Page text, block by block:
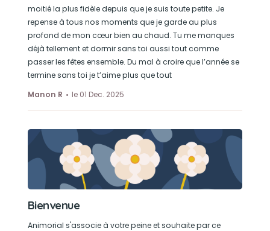
Dormir sous le plaid dans le canapé ou encore
dans sa panière contre la vitre du moment
qu’elle se trouve au soleil
moitié la plus fidèle depuis que je suis toute petite. Je
repense à tous nos moments que je garde au plus
profond de mon cœur bien au chaud. Tu me manques
déjà tellement et dormir sans toi aussi tout comme
passer les fêtes ensemble. Du mal à croire que l’année se
termine sans toi je t’aime plus que tout
Manon R
le 01 Dec. 2025
Bienvenue
Animorial s'associe à votre peine et souhaite par ce